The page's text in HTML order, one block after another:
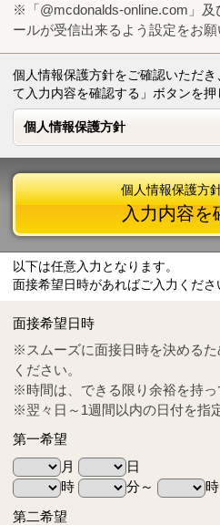
※「@mcdonalds-online.com」及
ールが受信出来るよう設定をお願
個人情報保護方針をご確認いただ
て入力内容を確認する」ボタンを押
個人情報保護方針
個人情報保護方針
Tel
0570-55-0314
個人情報保護方
入力内容を
以下は任意入力となります。
面接希望日時があればご入力くださ
面接希望日時
※スムーズに面接日時を決める
ください。
※時間は、できる限り余裕を持っ
※翌々日～1週間以内の日付を指
第一希望
月
日
時
分～ 時
第二希望